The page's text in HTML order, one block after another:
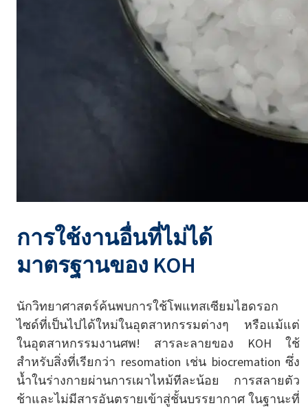
การใช้งานอื่นที่ไม่ได้
มาตรฐานของ KOH
นักวิทยาศาสตร์ค้นพบการใช้โพแทสเซียมไฮดรอก
ไซด์ที่เป็นไปได้ใหม่ในอุตสาหกรรมต่างๆ หรือแม้แต่
ในอุตสาหกรรมงานศพ! สารละลายของ KOH ใช้
สำหรับสิ่งที่เรียกว่า resomation เช่น biocremation ซึ่ง
น้ำในร่างกายผ่านการเผาไหม้ทีละน้อย การสลายตัว
ช้าและไม่มีสารอันตรายเข้าสู่ชั้นบรรยากาศ ในฐานะที่